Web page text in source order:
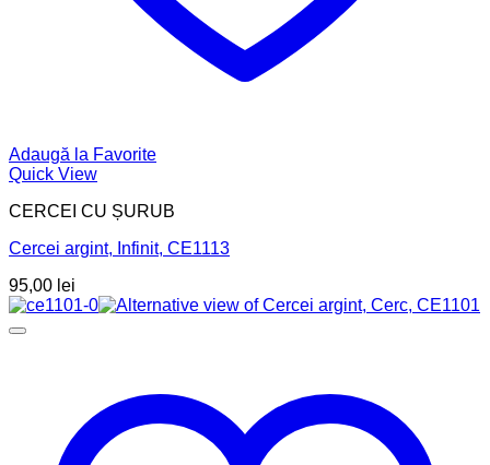
Adaugă la Favorite
Quick View
CERCEI CU ȘURUB
Cercei argint, Infinit, CE1113
95,00 lei